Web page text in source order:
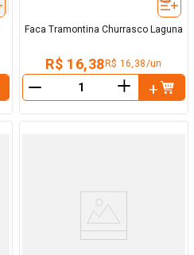
Faca Tramontina Churrasco Laguna
R$ 16,38 R$ 16,38/un
＋